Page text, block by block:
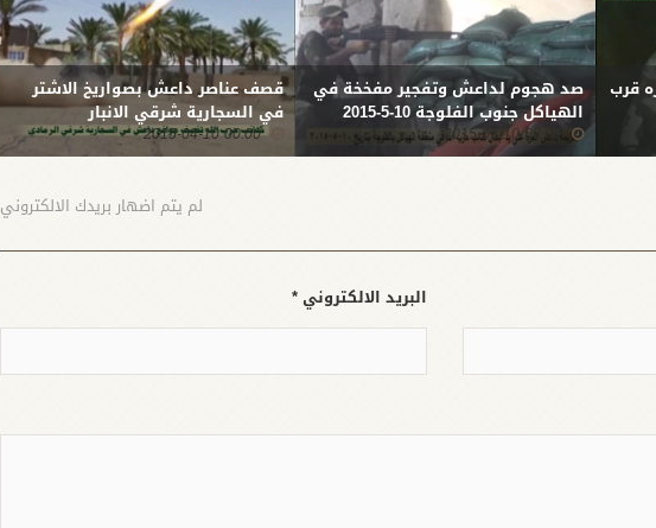
قرب
صد هجوم لداعش وتفجير مفخخة في
الهياكل جنوب الفلوجة 10-5-2015
00:00 2015-05-10
قصف عناصر داعش بصواريخ الاشتر
في السجارية شرقي الانبار
00:00 2015-04-10
لم يتم اضهار بريدك الالكتروني
البريد الالكتروني *